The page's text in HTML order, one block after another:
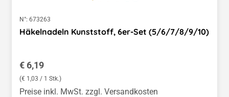
N°: 673263
Häkelnadeln Kunststoff, 6er-Set (5/6/7/8/9/10)
Regulärer Preis:
€ 6,19
(€ 1,03 / 1 Stk.)
Preise inkl. MwSt. zzgl. Versandkosten